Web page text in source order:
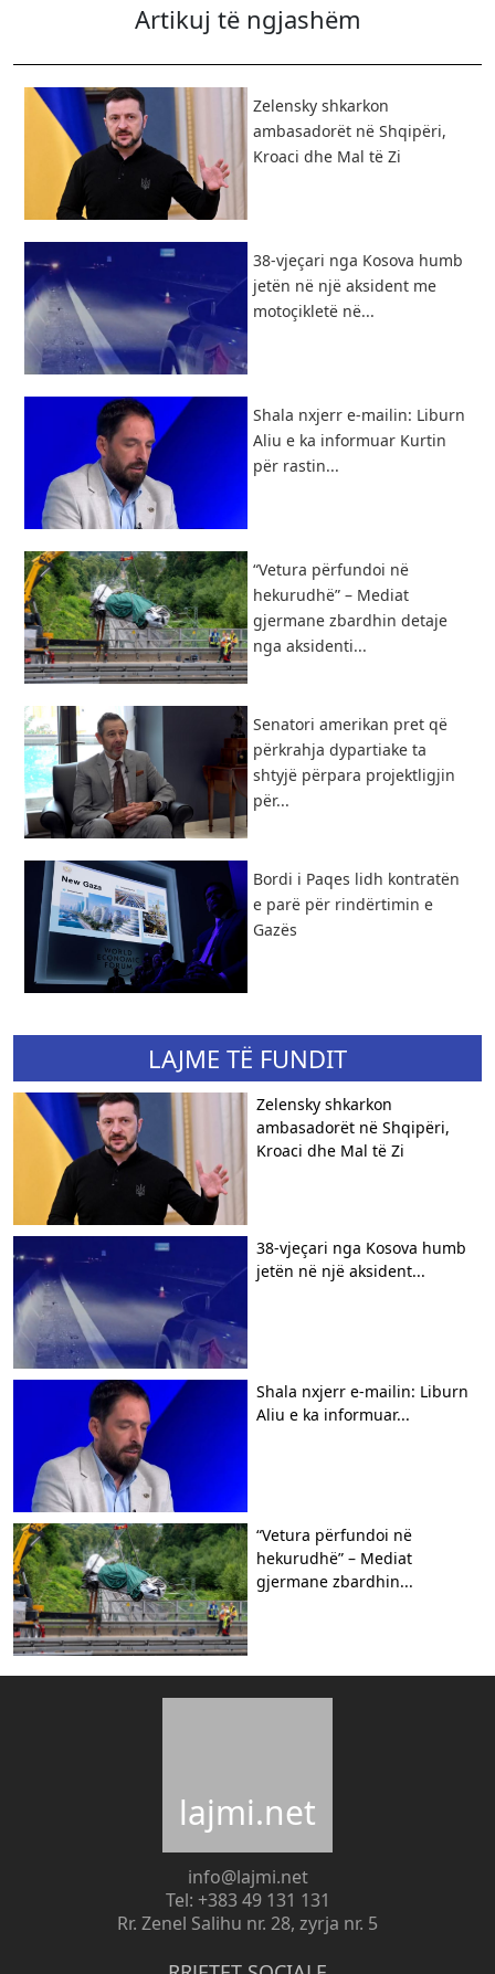
Artikuj të ngjashëm
Zelensky shkarkon
ambasadorët në Shqipëri,
Kroaci dhe Mal të Zi
38-vjeçari nga Kosova humb
jetën në një aksident me
motoçikletë në...
Shala nxjerr e-mailin: Liburn
Aliu e ka informuar Kurtin
për rastin...
“Vetura përfundoi në
hekurudhë” – Mediat
gjermane zbardhin detaje
nga aksidenti...
Senatori amerikan pret që
përkrahja dypartiake ta
shtyjë përpara projektligjin
për...
Bordi i Paqes lidh kontratën
e parë për rindërtimin e
Gazës
LAJME TË FUNDIT
Zelensky shkarkon
ambasadorët në Shqipëri,
Kroaci dhe Mal të Zi
38-vjeçari nga Kosova humb
jetën në një aksident...
Shala nxjerr e-mailin: Liburn
Aliu e ka informuar...
“Vetura përfundoi në
hekurudhë” – Mediat
gjermane zbardhin...
lajmi.net
info@lajmi.net
Tel: +383 49 131 131
Rr. Zenel Salihu nr. 28, zyrja nr. 5